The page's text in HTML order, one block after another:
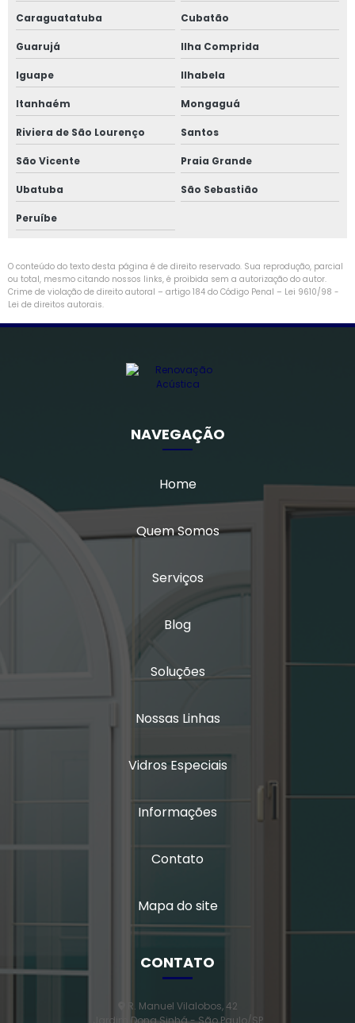
Porta de alumínio alto padrão
Porta camarão ripada alumínio
Porta de giro 2 folhas alumínio
Vidro duplo acústico
Vidro duplo insulado
Vidro insulado com persiana
Vidro isolamento acústico
Vidro multilaminado
Vidro triplo
Caraguatatuba Cubatão
Guarujá Ilha Comprida
Iguape Ilhabela
Itanhaém Mongaguá
Riviera de São Lourenço Santos
São Vicente Praia Grande
Ubatuba São Sebastião
Peruíbe
O conteúdo do texto desta página é de direito reservado. Sua reprodução, parcial
ou total, mesmo citando nossos links, é proibida sem a autorização do autor.
Crime de violação de direito autoral – artigo 184 do Código Penal – Lei 9610/98 -
Lei de direitos autorais.
NAVEGAÇÃO
Home
Quem Somos
Serviços
Blog
Soluções
Nossas Linhas
Vidros Especiais
Informações
Contato
Mapa do site
CONTATO
R. Manuel Vilalobos, 42
Jardim Dona Sinhá - São Paulo/SP